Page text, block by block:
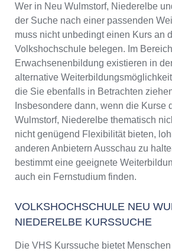
Wer in Neu Wulmstorf, Niederelbe
der Suche nach einer passenden
muss nicht unbedingt einen Kurs an
Volkshochschule belegen. Im Bereich
Erwachsenenbildung existieren in
alternative
die Sie ebenfalls in Betrachten
Insbesondere dann, wenn die Kurse
Wulmstorf, Niederelbe thematisch
nicht genügend Flexibilität bieten,
anderen Anbietern Ausschau zu
bestimmt eine geeignete
auch ein Fernstudium finden.
VOLKSHOCHSCHULE NEU
NIEDERELBE KURSSUCHE
Die VHS Kurssuche bietet